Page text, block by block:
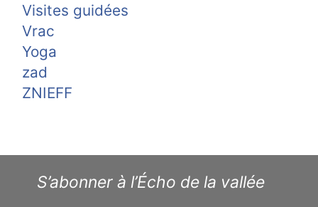
Visites guidées
Vrac
Yoga
zad
ZNIEFF
S’abonner à l’Écho de la vallée